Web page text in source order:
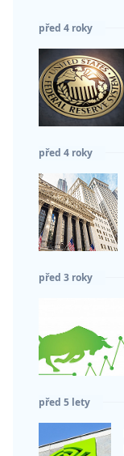
před 4 roky
před 4 roky
před 3 roky
před 5 lety